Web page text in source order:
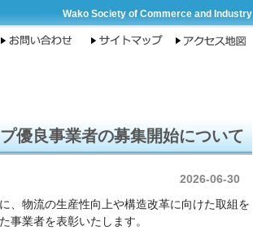
Wako Society of Commerce and Industry
優良事業者の募集開始について
2026-06-30
、物流の生産性向上や構造改革に向けた取組を
事業者を表彰いたします。